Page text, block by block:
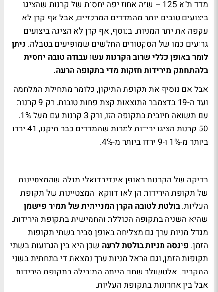
מדד ת"א 125 – שזה אחוז יפה יחסית של קרנות שהציגו
ביצועים טובים יותר מהמדדים המרכזיים, אבל אף קרן לא
עקפה את יתר המניות. בנוסף, אף קרן לא הציגה ביצועים
גרועים כמו של הסקטורים החלשים שמופיעים בטבלה. ניתן
לומר באופן כללי שרוב הקרנות עשו עבודה טובה יחסית
בלהתחמק מירידות חזקות מדי בתקופה הרעה.
אבל אם נוסיף את תקופת התיקון, כלומר מתחילת המלחמה
ועד ה-19 בדצמבר התוצאות קצת פחות טובות. רק 9 קרנות
עם תשואה חיובית בתקופה הזו, ורק 3 קרנות עם מעל 1%.
50 קרנות הציגו ירידות למרות שהמדדים כבר תיקנו, 41 ירדו
ביותר מ-1% ו-9 ירדו ביותר מ-4%.
בדיקה של הקרנות באופן אינדיבדואלי מגלה שהמצטיינות
של תקופת הירידות הן לאו דווקא המצטיינות של תקופת
העליות. בולטת לטובה הקרן המנייתית של תמיר פישמן
שהיא השניה בתקופה הכוללת והחמישית בתקופת הירידות.
מגדל מניות ערך גם מצליחה באופן סביר בשתי תקופות
הזמן. פינסה מניות בולטת לרעה שכן היא בין הגרועות בשתי
תקופות הזמן, וגם הראל מניות ערך נמצאת די בתחתית בשני
המקרים. אלטשולר שחם הייתה המובילה בתקופת הירידות
אבל בין אחרונות בתקופת העליות.